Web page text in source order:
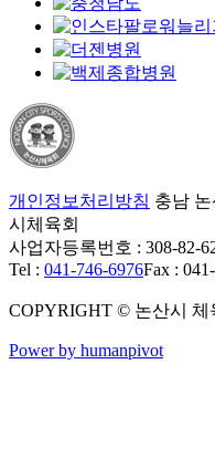
개인정보처리방침 충남
시체육회
사업자등록번호 : 308-82-
Tel : 041-746-6976Fax :
COPYRIGHT © 논산시 체
Power by humanpivot